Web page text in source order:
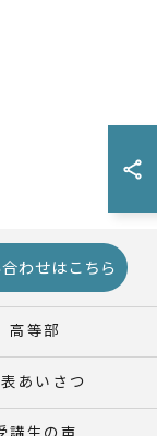
わせはこちら
高等部
あいさつ